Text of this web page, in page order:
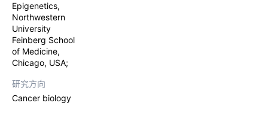
Epigenetics,
Northwestern
University
Feinberg School
of Medicine,
Chicago, USA;
研究方向
Cancer biology